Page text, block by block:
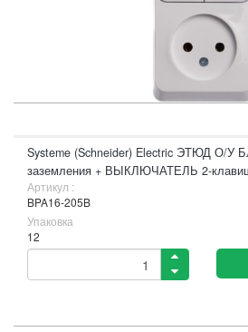
Systeme (Schneider) Electric ЭТЮД О/У
заземления + ВЫКЛЮЧАТЕЛЬ 2-
Артикул :
BPA16-205B
Упаковка
12